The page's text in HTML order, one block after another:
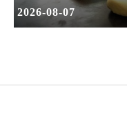
2026-08-07